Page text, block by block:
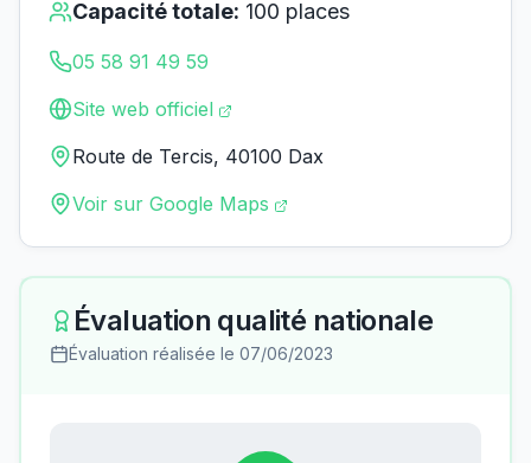
Capacité totale: 100 places
05 58 91 49 59
Site web officiel
Route de Tercis, 40100 Dax
Voir sur Google Maps
Évaluation qualité nationale
Évaluation réalisée le 07/06/2023